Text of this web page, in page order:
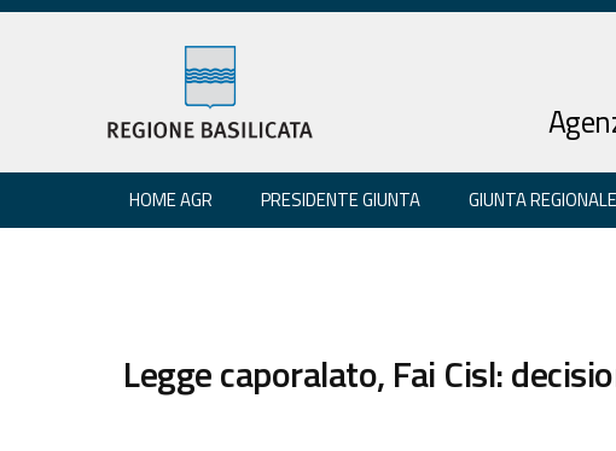
HOME AGR PRESIDENTE GIUNTA GIUNTA REGIONALE
Legge caporalato, Fai Cisl: